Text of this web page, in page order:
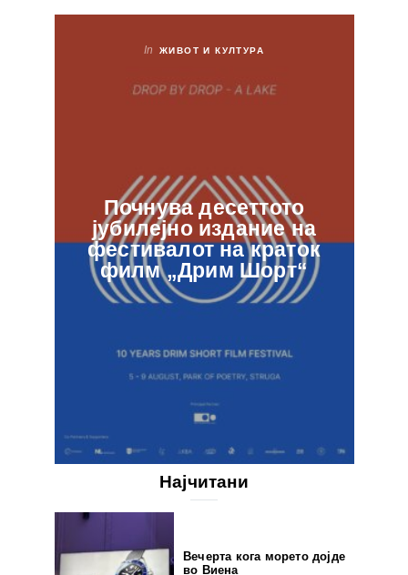
In ЖИВОТ И КУЛТУРА
Почнува десеттото
јубилејно издание на
фестивалот на краток
филм „Дрим Шорт“
Најчитани
Вечерта кога морето дојде
во Виена